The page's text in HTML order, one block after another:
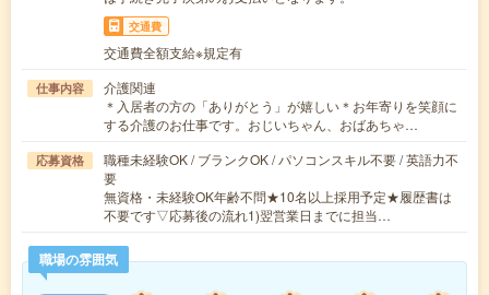
交通費
交通費全額支給※規定有
仕事内容
介護関連
＊入居者の方の「ありがとう」が嬉しい＊お年寄りを笑顔に
する介護のお仕事です。おじいちゃん、おばあちゃ…
応募資格
職種未経験OK / ブランクOK / パソコンスキル不要 / 英語力不
要
無資格・未経験OK年齢不問★10名以上採用予定★履歴書は
不要です▽応募後の流れ1)翌営業日までに担当…
職場の雰囲気